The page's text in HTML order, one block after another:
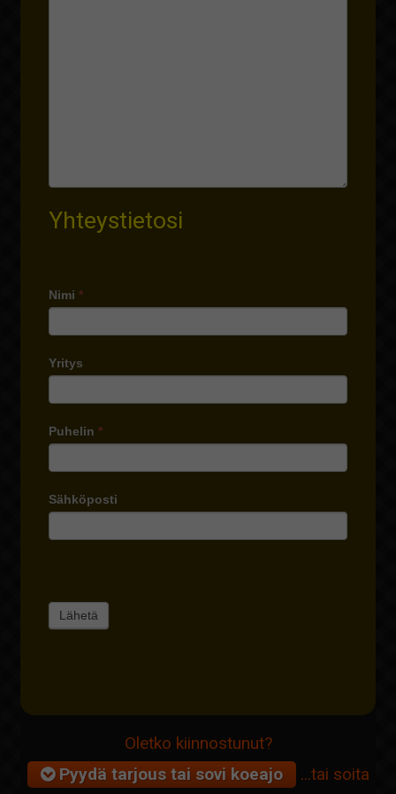
Yhteystietosi
Nimi *
Yritys
Puhelin *
Sähköposti
Oletko kiinnostunut?
Pyydä tarjous tai sovi koeajo
...tai soita